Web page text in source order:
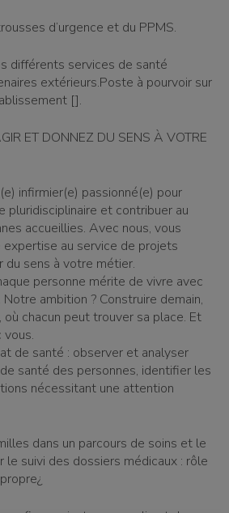
d’urgence et du PPMS.
différents services de santé
extérieurs.Poste à pourvoir sur
[].
ET DONNEZ DU SENS À VOTRE
infirmier(e) passionné(e) pour
pluridisciplinaire et contribuer au
accueillies. Avec nous, vous
au service de projets
sens à votre métier.
personne mérite de vivre avec
ambition ? Construire demain,
chacun peut trouver sa place. Et
vous.
de santé : observer et analyser
santé des personnes, identifier les
nécessitant une attention
dans un parcours de soins et le
le suivi des dossiers médicaux : rôle